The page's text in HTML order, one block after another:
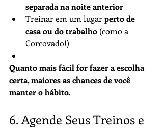
separada na noite anterior
Treinar em um lugar perto de
casa ou do trabalho (como a
Corcovado!)
Quanto mais fácil for fazer a escolha
certa, maiores as chances de você
manter o hábito.
6. Agende Seus Treinos e